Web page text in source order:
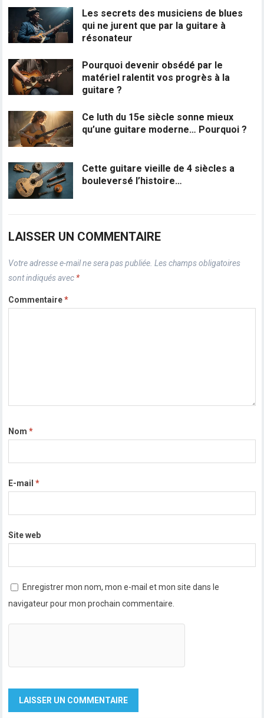
Les secrets des musiciens de blues
qui ne jurent que par la guitare à
résonateur
Pourquoi devenir obsédé par le
matériel ralentit vos progrès à la
guitare ?
Ce luth du 15e siècle sonne mieux
qu’une guitare moderne… Pourquoi ?
Cette guitare vieille de 4 siècles a
bouleversé l’histoire…
LAISSER UN COMMENTAIRE
Votre adresse e-mail ne sera pas publiée. Les champs obligatoires
sont indiqués avec *
Commentaire*
Nom*
E-mail*
Site web
Enregistrer mon nom, mon e-mail et mon site dans le
navigateur pour mon prochain commentaire.